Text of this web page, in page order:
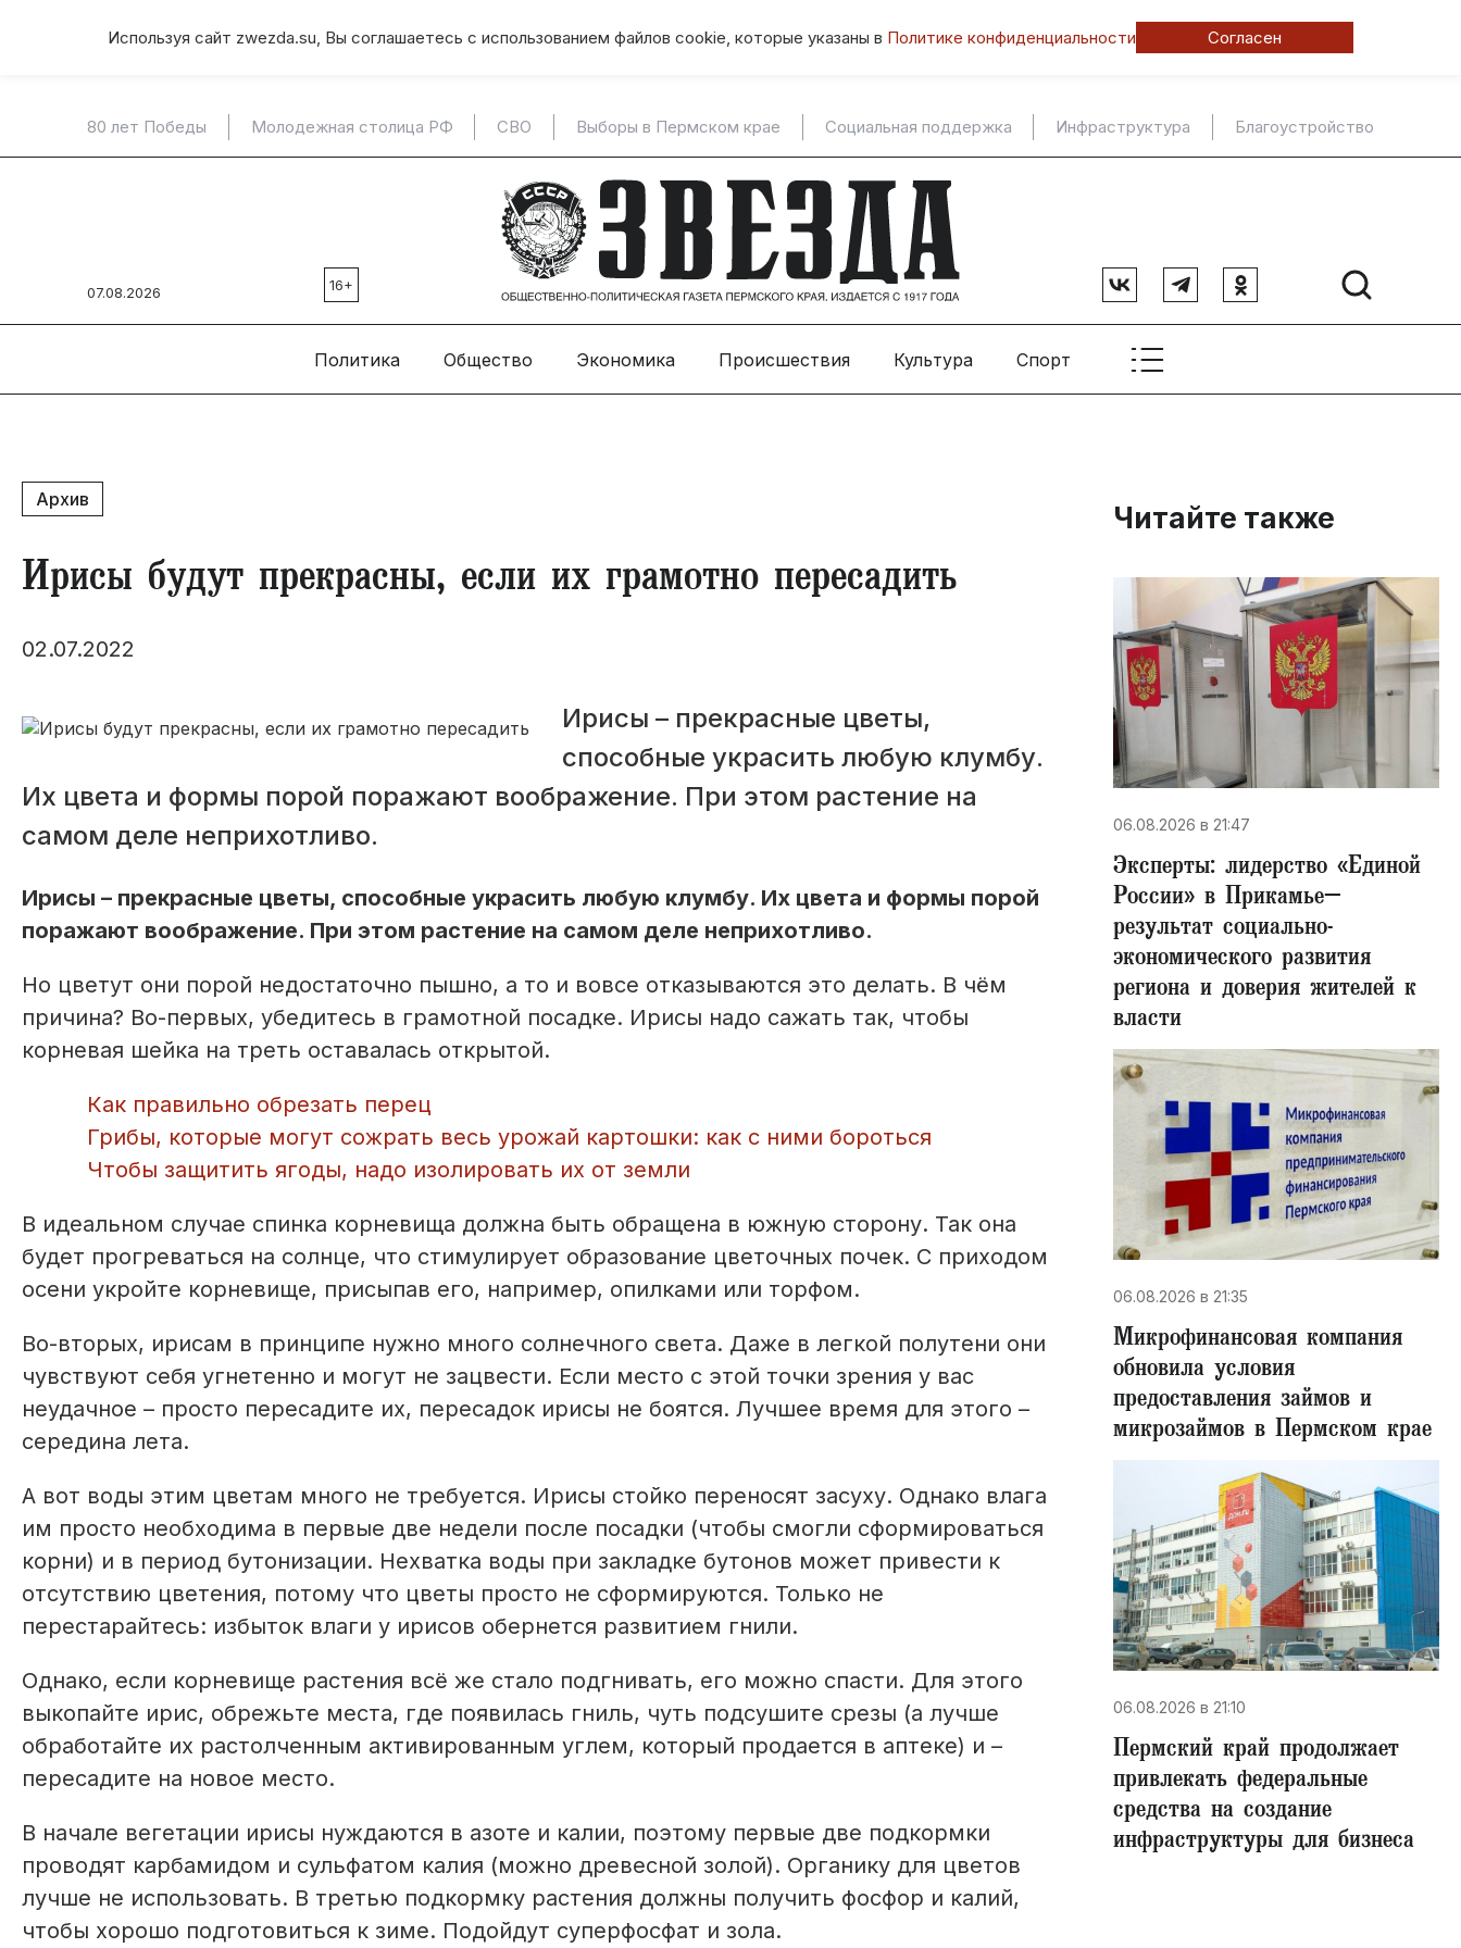
Используя сайт zwezda.su, Вы соглашаетесь с использованием файлов cookie, которые указаны в Политике конфиденциальности Согласен
80 лет Победы Молодежная столица РФ СВО Выборы в Пермском крае Социальная поддержка Инфраструктура Благоустройство
07.08.2026 16+
Политика Общество Экономика Происшествия Культура Спорт
Архив
Ирисы будут прекрасны, если их грамотно пересадить
02.07.2022
Ирисы – прекрасные цветы,
способные украсить любую клумбу.
Их цвета и формы порой поражают воображение. При этом растение на
самом деле неприхотливо.
Ирисы – прекрасные цветы, способные украсить любую клумбу. Их цвета и формы порой
поражают воображение. При этом растение на самом деле неприхотливо.
Но цветут они порой недостаточно пышно, а то и вовсе отказываются это делать. В чём
причина? Во-первых, убедитесь в грамотной посадке. Ирисы надо сажать так, чтобы
корневая шейка на треть оставалась открытой.
Как правильно обрезать перец
Грибы, которые могут сожрать весь урожай картошки: как с ними бороться
Чтобы защитить ягоды, надо изолировать их от земли
В идеальном случае спинка корневища должна быть обращена в южную сторону. Так она
будет прогреваться на солнце, что стимулирует образование цветочных почек. С приходом
осени укройте корневище, присыпав его, например, опилками или торфом.
Во-вторых, ирисам в принципе нужно много солнечного света. Даже в легкой полутени они
чувствуют себя угнетенно и могут не зацвести. Если место с этой точки зрения у вас
неудачное – просто пересадите их, пересадок ирисы не боятся. Лучшее время для этого –
середина лета.
А вот воды этим цветам много не требуется. Ирисы стойко переносят засуху. Однако влага
им просто необходима в первые две недели после посадки (чтобы смогли сформироваться
корни) и в период бутонизации. Нехватка воды при закладке бутонов может привести к
отсутствию цветения, потому что цветы просто не сформируются. Только не
перестарайтесь: избыток влаги у ирисов обернется развитием гнили.
Однако, если корневище растения всё же стало подгнивать, его можно спасти. Для этого
выкопайте ирис, обрежьте места, где появилась гниль, чуть подсушите срезы (а лучше
обработайте их растолченным активированным углем, который продается в аптеке) и –
пересадите на новое место.
В начале вегетации ирисы нуждаются в азоте и калии, поэтому первые две подкормки
проводят карбамидом и сульфатом калия (можно древесной золой). Органику для цветов
лучше не использовать. В третью подкормку растения должны получить фосфор и калий,
чтобы хорошо подготовиться к зиме. Подойдут суперфосфат и зола.
Читайте также
06.08.2026 в 21:47
Эксперты: лидерство «Единой
России» в Прикамье–
результат социально-
экономического развития
региона и доверия жителей к
власти
06.08.2026 в 21:35
Микрофинансовая компания
обновила условия
предоставления займов и
микрозаймов в Пермском крае
06.08.2026 в 21:10
Пермский край продолжает
привлекать федеральные
средства на создание
инфраструктуры для бизнеса